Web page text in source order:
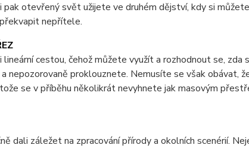
pak otevřený svět užijete ve druhém dějství, kdy si
nepřítele.
cestou, čehož můžete využít a rozhodnout se, zda
proklouznete. Nemusíte se však obávat,
se v příběhu několikrát nevyhnete jak masovým
dali záležet na zpracování přírody a okolních scenérií.